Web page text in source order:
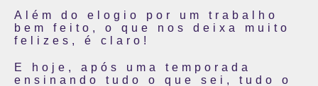
Além do elogio por um trabalho
bem feito, o que nos deixa muito
felizes, é claro!
E hoje, após uma temporada
ensinando tudo o que sei, tudo o